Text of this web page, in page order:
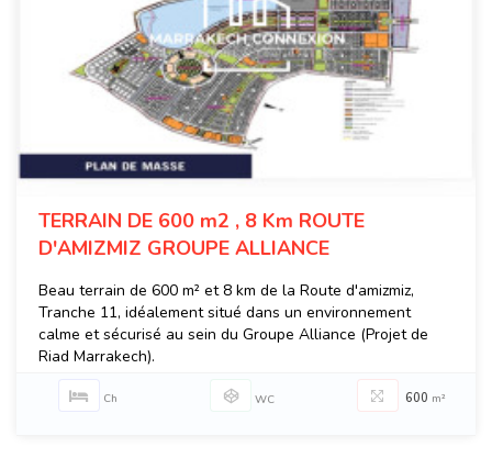
TERRAIN DE 600 m2 , 8 Km ROUTE
D'AMIZMIZ GROUPE ALLIANCE
Beau terrain de 600 m² et 8 km de la Route d'amizmiz,
Tranche 11, idéalement situé dans un environnement
calme et sécurisé au sein du Groupe Alliance (Projet de
Riad Marrakech).
Ch WC 600 m²